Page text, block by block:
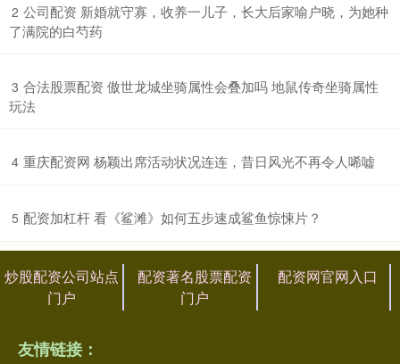
2 ​公司配资 新婚就守寡，收养一儿子，长大后家喻户晓，为她种
了满院的白芍药
3 ​合法股票配资 傲世龙城坐骑属性会叠加吗 地鼠传奇坐骑属性
玩法
4 ​重庆配资网 杨颖出席活动状况连连，昔日风光不再令人唏嘘
5 ​配资加杠杆 看《鲨滩》如何五步速成鲨鱼惊悚片？
炒股配资公司站点
门户
配资著名股票配资
门户
配资网官网入口
友情链接：